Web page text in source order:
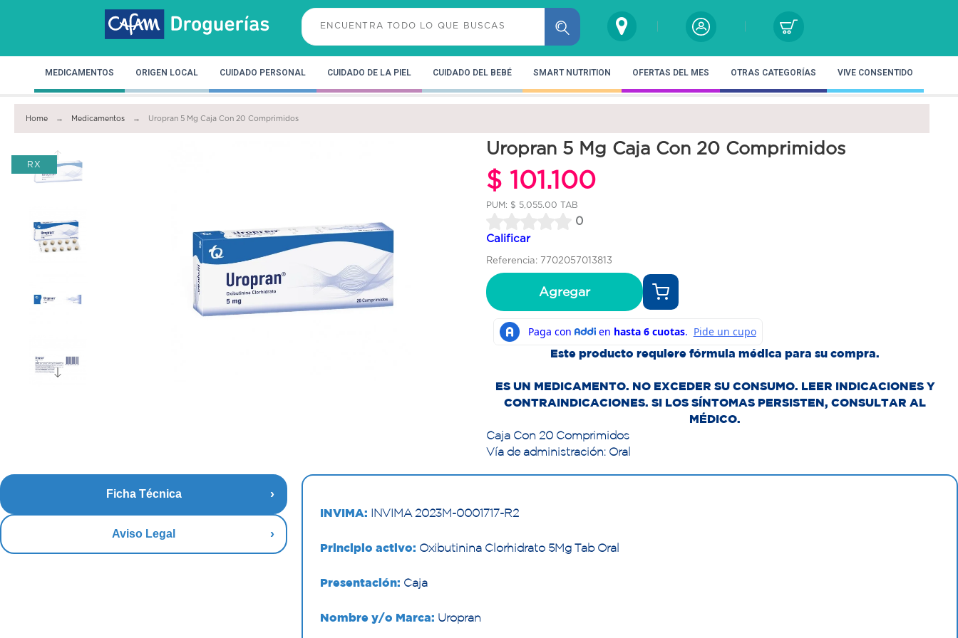
MEDICAMENTOS ORIGEN LOCAL CUIDADO PERSONAL CUIDADO DE LA PIEL CUIDADO DEL BEBÉ SMART NUTRITION OFERTAS DEL MES OTRAS CATEGORÍAS VIVE CONSENTIDO
Home Medicamentos Uropran 5 Mg Caja Con 20 Comprimidos
RX
Uropran 5 Mg Caja Con 20 Comprimidos
$ 101.100
PUM: $ 5,055.00 TAB
0
Calificar
Referencia: 7702057013813
Agregar
Este producto requiere fórmula médica para su compra.
ES UN MEDICAMENTO. NO EXCEDER SU CONSUMO. LEER INDICACIONES Y
CONTRAINDICACIONES. SI LOS SÍNTOMAS PERSISTEN, CONSULTAR AL
MÉDICO.
Caja Con 20 Comprimidos
Vía de administración: Oral
Ficha Técnica
Aviso Legal
INVIMA: INVIMA 2023M-0001717-R2
Principio activo: Oxibutinina Clorhidrato 5Mg Tab Oral
Presentación: Caja
Nombre y/o Marca: Uropran